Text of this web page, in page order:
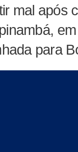
mal após
para